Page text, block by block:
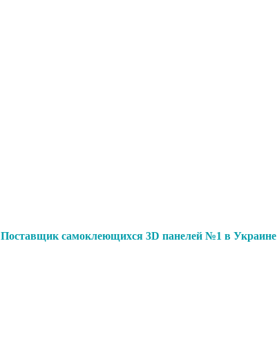
Поставщик самоклеющихся 3D панелей №1 в Украине